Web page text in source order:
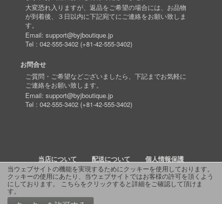
当ウェブサイトの機能を実現するためにクッキーを使用しております。
クッキーの使用にあたり、当ウェブサイトではお客様の許可を頂くよう
にしております。 こちらをクリックすると詳細をご確認して頂けま
す。
大変恐れ入りますが、返品をご希望の場合には、お品物
が到着後、３日以内に下記宛てにご連絡をお願い致しま
す。
Email: support@byjboutique.jp
Tel : 042-555-3402(+81-42-555-3402)
お問合せ
ご質問・ご希望などございましたら、下記までお気軽に
ご連絡をお願い致します。
Email: support@byjboutique.jp
Tel : 042-555-3402(+81-42-555-3402)
当店について 配送について
個人情報保護
詳細検索
よくあるご質問 お問い合わせ RSS
© 2011 J Boutique